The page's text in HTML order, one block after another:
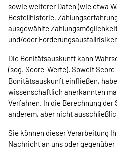
sowie weiterer Daten (wie etwa
Bestellhistorie,
ausgewählte
und/oder
Die Bonitätsauskunft kann
(sog. Score-Werte). Soweit
Bonitätsauskunft einfließen,
wissenschaftlich anerkannten
Verfahren. In die Berechnung
anderem, aber nicht
Sie können dieser Verarbeitung
Nachricht an uns oder